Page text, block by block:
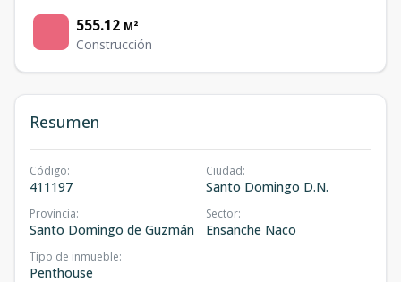
555.12 M²
Construcción
Resumen
Código:
411197
Ciudad:
Santo Domingo D.N.
Provincia:
Santo Domingo de Guzmán
Sector:
Ensanche Naco
Tipo de inmueble:
Penthouse